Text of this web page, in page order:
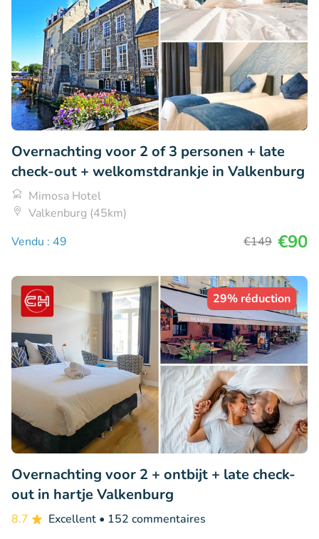
Overnachting voor 2 of 3 personen + late
check-out + welkomstdrankje in Valkenburg
Mimosa Hotel
Valkenburg (45km)
Vendu : 49
€149 €90
29% réduction
Overnachting voor 2 + ontbijt + late check-
out in hartje Valkenburg
8.7 Excellent • 152 commentaires